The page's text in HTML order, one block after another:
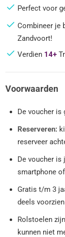
Perfect voor
Combineer je
Zandvoort!
Verdien 14+
Voorwaarden
De voucher is
Reserveren:
reserveer
De voucher is
smartphone
Gratis t/m 3
deels
Rolstoelen
kunnen niet